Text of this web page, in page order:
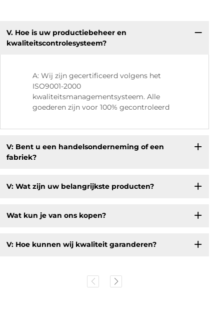
V. Hoe is uw productiebeheer en
kwaliteitscontrolesysteem?
A: Wij zijn gecertificeerd volgens het
ISO9001-2000
kwaliteitsmanagementsysteem. Alle
goederen zijn voor 100% gecontroleerd
V: Bent u een handelsonderneming of een
fabriek?
V: Wat zijn uw belangrijkste producten?
Wat kun je van ons kopen?
V: Hoe kunnen wij kwaliteit garanderen?